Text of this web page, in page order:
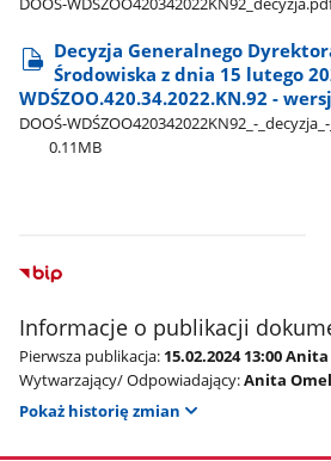
Decyzja Generalnego
Środowiska z dnia 15 lutego
WDŚZOO.420.34.2022.KN.92 -
DOOŚ-WDŚZOO420342022KN92​_-​
0.11MB
Informacje o publikacji
Pierwsza publikacja: 15.02.2024 13:00
Wytwarzający/ Odpowiadający:Anita
Pokaż historię zmian